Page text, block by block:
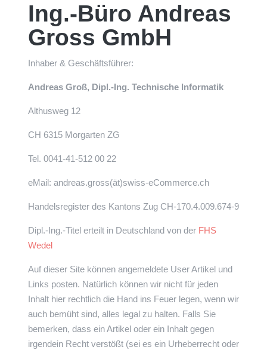
Ing.-Büro Andreas
Gross GmbH
Inhaber & Geschäftsführer:
Andreas Groß, Dipl.-Ing. Technische Informatik
Althusweg 12
CH 6315 Morgarten ZG
Tel. 0041-41-512 00 22
eMail: andreas.gross(ät)swiss-eCommerce.ch
Handelsregister des Kantons Zug CH-170.4.009.674-9
Dipl.-Ing.-Titel erteilt in Deutschland von der FHS
Wedel
Auf dieser Site können angemeldete User Artikel und
Links posten. Natürlich können wir nicht für jeden
Inhalt hier rechtlich die Hand ins Feuer legen, wenn wir
auch bemüht sind, alles legal zu halten. Falls Sie
bemerken, dass ein Artikel oder ein Inhalt gegen
irgendein Recht verstößt (sei es ein Urheberrecht oder